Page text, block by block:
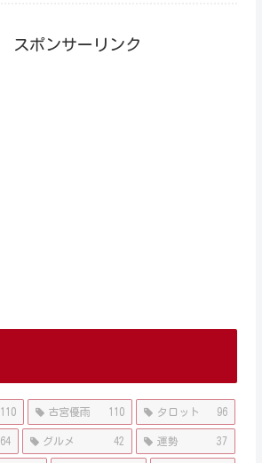
スポンサーリンク
110 古宮優雨 110 タロット 96
64 グルメ 42 運勢 37